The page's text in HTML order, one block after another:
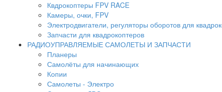
Квдрокоптеры FPV RACE
Камеры, очки, FPV
Электродвигатели, регуляторы оборотов для
Запчасти для квадрокоптеров
РАДИОУПРАВЛЯЕМЫЕ САМОЛЕТЫ И ЗАПЧАСТИ
Планеры
Самолёты для начинающих
Копии
Самолеты - Электро